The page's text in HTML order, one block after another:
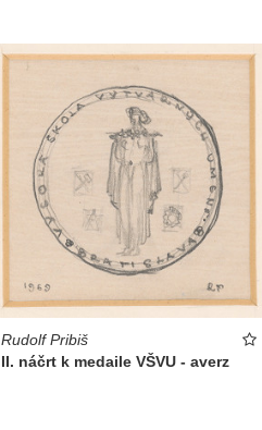
Rudolf Pribiš
II. náčrt k medaile VŠVU - averz